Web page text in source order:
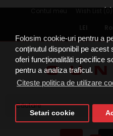
Folosim cookie-uri pentru a
conținutul disponibil pe acest
oferi funcționalităti specifice
pentru a analiza traficul.
Citeste politica de utilizare
Setari cookie